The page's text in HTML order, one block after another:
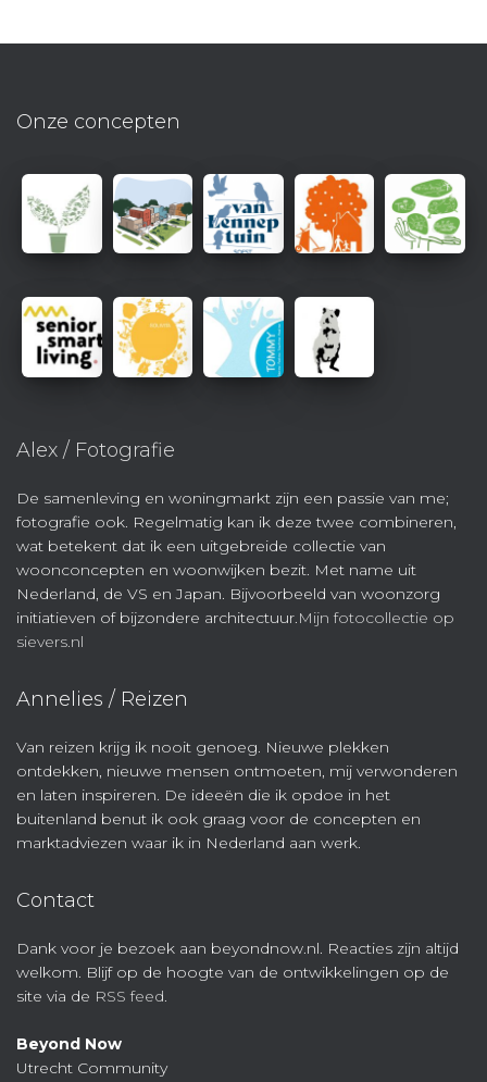
Onze concepten
Alex / Fotografie
De samenleving en woningmarkt zijn een passie van me;
fotografie ook. Regelmatig kan ik deze twee combineren,
wat betekent dat ik een uitgebreide collectie van
woonconcepten en woonwijken bezit. Met name uit
Nederland, de VS en Japan. Bijvoorbeeld van woonzorg
initiatieven of bijzondere architectuur.Mijn fotocollectie op
sievers.nl
Annelies / Reizen
Van reizen krijg ik nooit genoeg. Nieuwe plekken
ontdekken, nieuwe mensen ontmoeten, mij verwonderen
en laten inspireren. De ideeën die ik opdoe in het
buitenland benut ik ook graag voor de concepten en
marktadviezen waar ik in Nederland aan werk.
Contact
Dank voor je bezoek aan beyondnow.nl. Reacties zijn altijd
welkom. Blijf op de hoogte van de ontwikkelingen op de
site via de RSS feed.
Beyond Now
Utrecht Community